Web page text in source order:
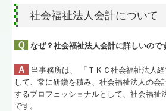
社会福祉法人会計について
Ｑ なぜ？社会福祉法人会計に詳しいので
Ａ
当事務所は、 「ＴＫＣ社会福祉法人
して、常に研鑽を積み、社会福祉法人の会
するプロフェッショナルとして、社会福祉
です。